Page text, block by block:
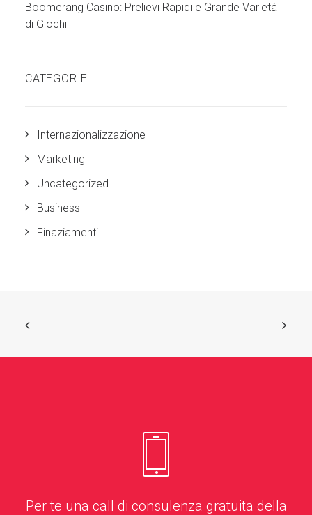
Boomerang Casino: Prelievi Rapidi e Grande Varietà
di Giochi
CATEGORIE
Internazionalizzazione
Marketing
Uncategorized
Business
Finaziamenti
Per te una call di consulenza gratuita della